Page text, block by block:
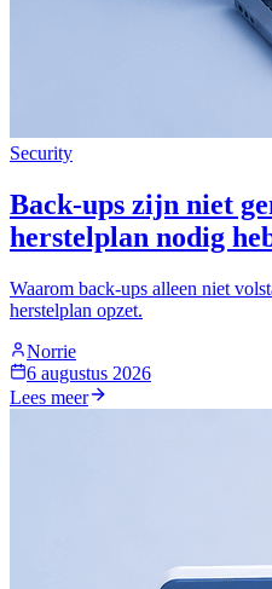
Security
Back-ups zijn niet
herstelplan nodig
Waarom back-ups alleen niet
herstelplan opzet.
Norrie
6 augustus 2026
Lees meer